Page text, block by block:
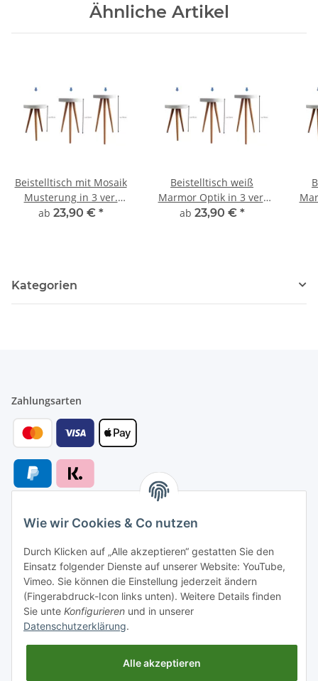
Ähnliche Artikel
Beistelltisch mit Mosaik
Musterung in 3 ver.
Höhen
ab 23,90 € *
Beistelltisch weiß
Marmor Optik in 3 ver.
Höhen
ab 23,90 € *
Kategorien
Zahlungsarten
Versandarten
Versand nach
Wie wir Cookies & Co nutzen
Durch Klicken auf „Alle akzeptieren“ gestatten Sie den
Einsatz folgender Dienste auf unserer Website: YouTube,
Vimeo. Sie können die Einstellung jederzeit ändern
(Fingerabdruck-Icon links unten). Weitere Details finden
Sie unte Konfigurieren und in unserer
Datenschutzerklärung.
Alle akzeptieren